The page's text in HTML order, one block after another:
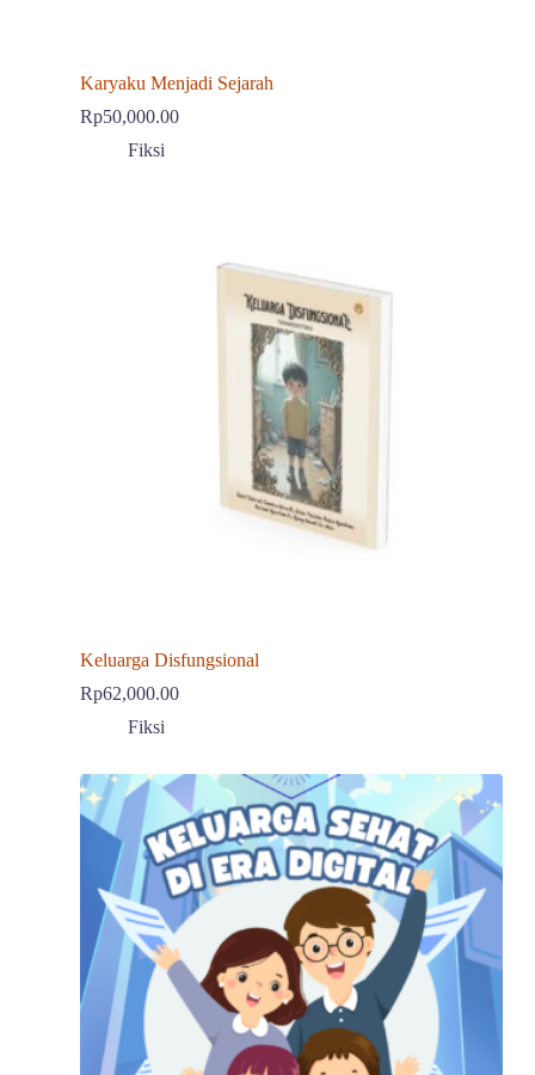
Karyaku Menjadi Sejarah
Rp50,000.00
Fiksi
Keluarga Disfungsional
Rp62,000.00
Fiksi